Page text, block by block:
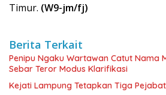
Timur. (W9-jm/fj)
Berita Terkait
Penipu Ngaku Wartawan Catut Nama
Sebar Teror Modus Klarifikasi
Kejati Lampung Tetapkan Tiga